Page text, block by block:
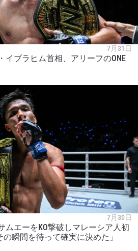
7月31日
イブラヒム首相、アリーフのONE
7月30日
ムエーをKO撃破しマレーシア人初
瞬間を待って確実に決めた」